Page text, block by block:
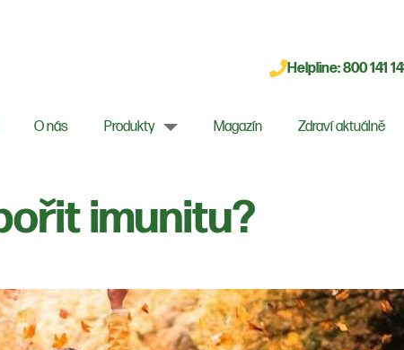
Helpline:800 141
O nás Produkty Magazín Zdraví aktuálně
imunitu?